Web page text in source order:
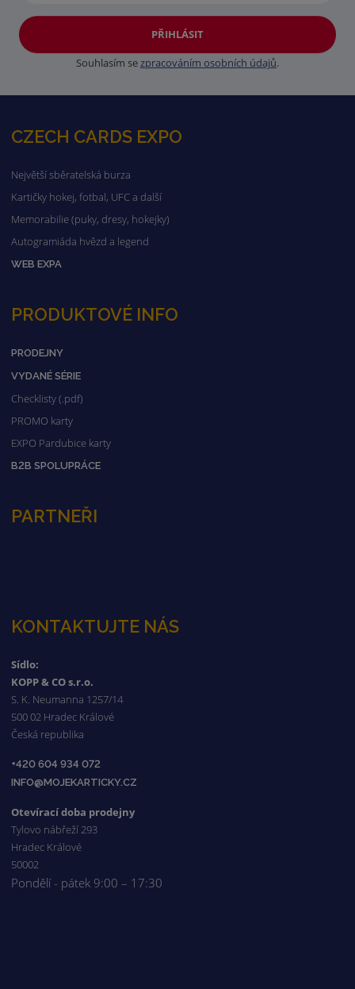
PŘIHLÁSIT
Souhlasím sezpracováním osobních údajů.
CZECH CARDS EXPO
Největší sběratelská burza
Kartičky hokej, fotbal, UFC a další
Memorabilie (puky, dresy, hokejky)
Autogramiáda hvězd a legend
WEB EXPA
PRODUKTOVÉ INFO
PRODEJNY
VYDANÉ SÉRIE
Checklisty (.pdf)
PROMO karty
EXPO Pardubice karty
B2B SPOLUPRÁCE
PARTNEŘI
KONTAKTUJTE NÁS
Sídlo:
KOPP & CO s.r.o.
S. K. Neumanna 1257/14
500 02 Hradec Králové
Česká republika
+420 604 934 072
INFO@MOJEKARTICKY.CZ
Otevírací doba prodejny
Tylovo nábřeží 293
Hradec Králové
50002
Pondělí - pátek 9:00 – 17:30